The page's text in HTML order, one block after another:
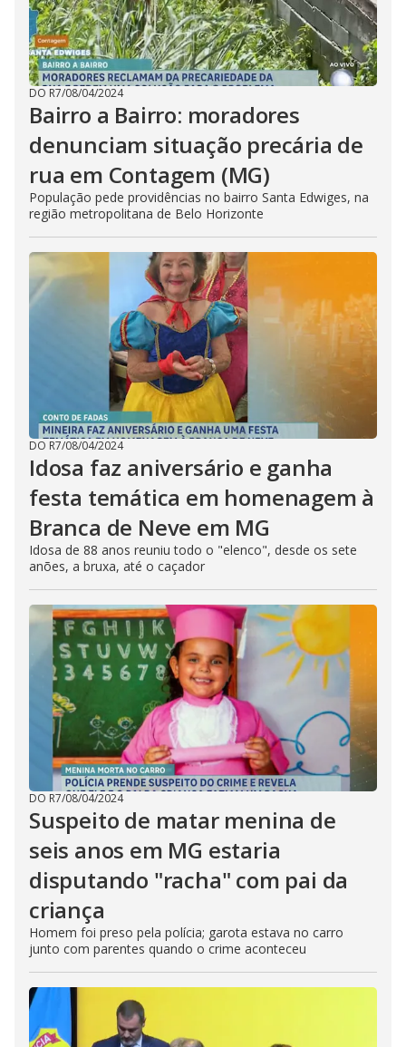
DO R7/08/04/2024
Bairro a Bairro: moradores
denunciam situação precária de
rua em Contagem (MG)
População pede providências no bairro Santa Edwiges, na
região metropolitana de Belo Horizonte
DO R7/08/04/2024
Idosa faz aniversário e ganha
festa temática em homenagem à
Branca de Neve em MG
Idosa de 88 anos reuniu todo o "elenco", desde os sete
anões, a bruxa, até o caçador
DO R7/08/04/2024
Suspeito de matar menina de
seis anos em MG estaria
disputando "racha" com pai da
criança
Homem foi preso pela polícia; garota estava no carro
junto com parentes quando o crime aconteceu